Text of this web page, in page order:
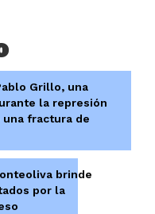
Grillo, una
la represión
fractura de
brinde
por la